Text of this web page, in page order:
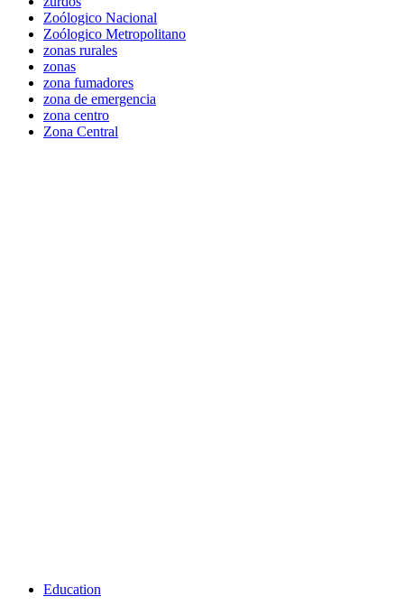
Zoólogico Nacional
Zoólogico Metropolitano
zonas rurales
zonas
zona fumadores
zona de emergencia
zona centro
Zona Central
Education